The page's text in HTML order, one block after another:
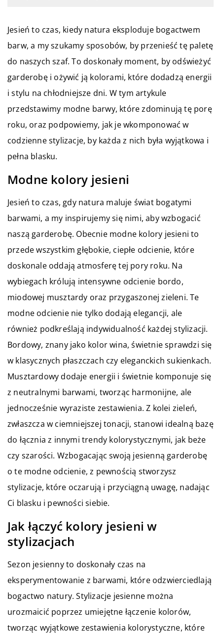
Jesień to czas, kiedy natura eksploduje bogactwem
barw, a my szukamy sposobów, by przenieść tę paletę
do naszych szaf. To doskonały moment, by odświeżyć
garderobę i ożywić ją kolorami, które dodadzą energii
i stylu na chłodniejsze dni. W tym artykule
przedstawimy modne barwy, które zdominują tę porę
roku, oraz podpowiemy, jak je wkomponować w
codzienne stylizacje, by każda z nich była wyjątkowa i
pełna blasku.
Modne kolory jesieni
Jesień to czas, gdy natura maluje świat bogatymi
barwami, a my inspirujemy się nimi, aby wzbogacić
naszą garderobę. Obecnie modne kolory jesieni to
przede wszystkim głębokie, ciepłe odcienie, które
doskonale oddają atmosferę tej pory roku. Na
wybiegach królują intensywne odcienie bordo,
miodowej musztardy oraz przygaszonej zieleni. Te
modne odcienie nie tylko dodają elegancji, ale
również podkreślają indywidualność każdej stylizacji.
Bordowy, znany jako kolor wina, świetnie sprawdzi się
w klasycznych płaszczach czy eleganckich sukienkach.
Musztardowy dodaje energii i świetnie komponuje się
z neutralnymi barwami, tworząc harmonijne, ale
jednocześnie wyraziste zestawienia. Z kolei zieleń,
zwłaszcza w ciemniejszej tonacji, stanowi idealną bazę
do łącznia z innymi trendy kolorystycznymi, jak beże
czy szarości. Wzbogacając swoją jesienną garderobę
o te modne odcienie, z pewnością stworzysz
stylizacje, które oczarują i przyciągną uwagę, nadając
Ci blasku i pewności siebie.
Jak łączyć kolory jesieni w
stylizacjach
Sezon jesienny to doskonały czas na
eksperymentowanie z barwami, które odzwierciedlają
bogactwo natury. Stylizacje jesienne można
urozmaicić poprzez umiejętne łączenie kolorów,
tworząc wyjątkowe zestawienia kolorystyczne, które